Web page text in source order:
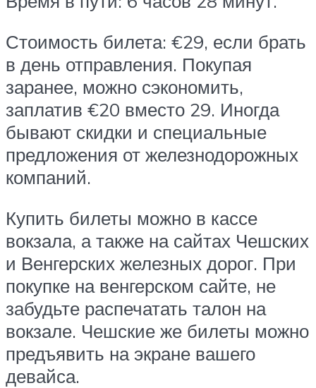
Стоимость билета: €29, если брать
в день отправления. Покупая
заранее, можно сэкономить,
заплатив €20 вместо 29. Иногда
бывают скидки и специальные
предложения от железнодорожных
компаний.
Купить билеты можно в кассе
вокзала, а также на сайтах Чешских
и Венгерских железных дорог. При
покупке на венгерском сайте, не
забудьте распечатать талон на
вокзале. Чешские же билеты можно
предъявить на экране вашего
девайса.